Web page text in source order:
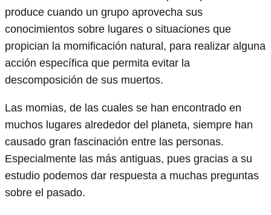
produce cuando un grupo aprovecha sus
conocimientos sobre lugares o situaciones que
propician la momificación natural, para realizar alguna
acción específica que permita evitar la
descomposición de sus muertos.
Las momias, de las cuales se han encontrado en
muchos lugares alrededor del planeta, siempre han
causado gran fascinación entre las personas.
Especialmente las más antiguas, pues gracias a su
estudio podemos dar respuesta a muchas preguntas
sobre el pasado.